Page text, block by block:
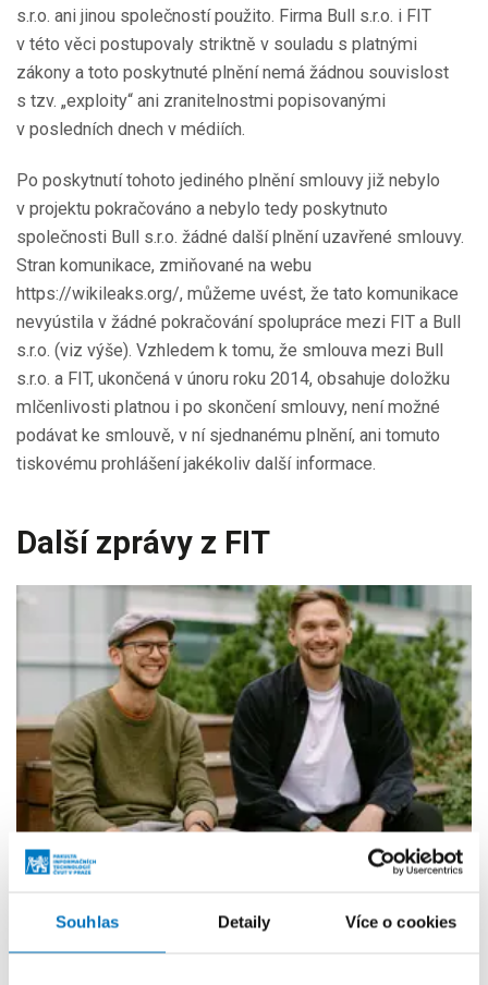
Souhlas Detaily Více o cookies
s.r.o. ani jinou společností použito. Firma Bull s.r.o. i FIT
v této věci postupovaly striktně v souladu s platnými
zákony a toto poskytnuté plnění nemá žádnou souvislost
s tzv. „exploity“ ani zranitelnostmi popisovanými
v posledních dnech v médiích.
Po poskytnutí tohoto jediného plnění smlouvy již nebylo
v projektu pokračováno a nebylo tedy poskytnuto
společnosti Bull s.r.o. žádné další plnění uzavřené smlouvy.
Stran komunikace, zmiňované na webu
https://wikileaks.org/, můžeme uvést, že tato komunikace
nevyústila v žádné pokračování spolupráce mezi FIT a Bull
s.r.o. (viz výše). Vzhledem k tomu, že smlouva mezi Bull
s.r.o. a FIT, ukončená v únoru roku 2014, obsahuje doložku
mlčenlivosti platnou i po skončení smlouvy, není možné
podávat ke smlouvě, v ní sjednanému plnění, ani tomuto
tiskovému prohlášení jakékoliv další informace.
Další zprávy z FIT